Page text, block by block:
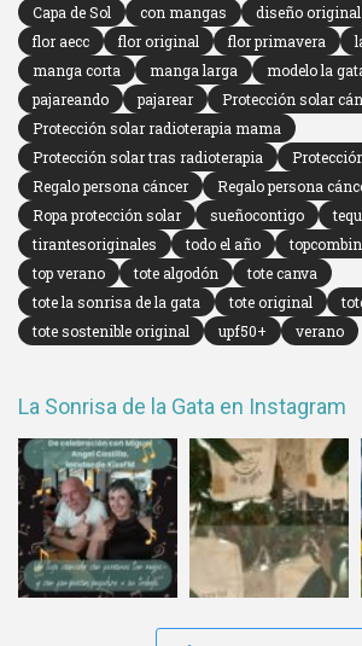
Capa de Sol
con mangas diseño original
flor aecc
flor original flor primavera
manga corta
manga larga modelo la
pajareando
pajarear
Protección solar
Protección solar radioterapia mama
Protección solar tras radioterapia
Regalo persona cáncer
Regalo persona
Ropa protección solar
sueñocontigo
tirantesoriginales
todo el año
top verano
tote algodón
tote canva
tote la sonrisa de la gata
tote original
tote sostenible original
upf50+ verano
La Sonrisa de la Gata en Instagram